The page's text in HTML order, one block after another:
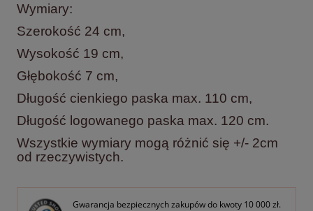
Wymiary:
Szerokość 24 cm,
Wysokość 19 cm,
Głębokość 7 cm,
Długość cienkiego paska max. 110 cm,
Długość logowanego paska max. 120 cm.
Wszystkie wymiary mogą różnić się +/- 2cm
od rzeczywistych.
Gwarancja bezpiecznych zakupów do kwoty 10 000 zł.